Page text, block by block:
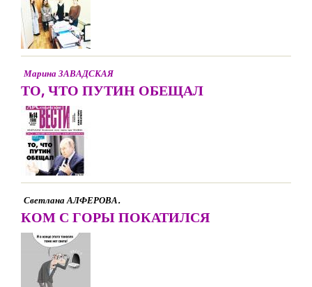
Марина ЗАВАДСКАЯ
ТО, ЧТО ПУТИН ОБЕЩАЛ
Светлана АЛФЕРОВА.
КОМ С ГОРЫ ПОКАТИЛСЯ